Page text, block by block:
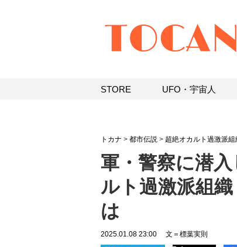
トカナ > 都市伝説 > 超絶オカルト過激派
軍・警察に潜
ルト過激派組
は
2025.01.08 23:00 文＝標葉実則
STORE UFO・宇宙人